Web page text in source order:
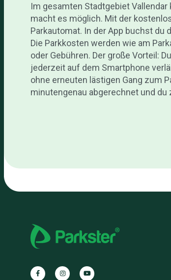
Im gesamten Stadtgebiet
macht es möglich. Mit der
Parkautomat. In der App buchst du
Die Parkkosten werden wie am
oder Gebühren. Der große Vorteil:
jederzeit auf dem Smartphone
ohne erneuten lästigen Gang zum
minutengenau abgerechnet und du
ParksterParksterParkster